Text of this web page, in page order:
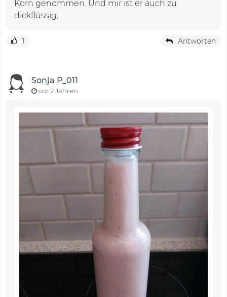
Korn genommen. Und mir ist er auch zu
dickflüssig.
1 Antworten
Sonja P_011
vor 2 Jahren